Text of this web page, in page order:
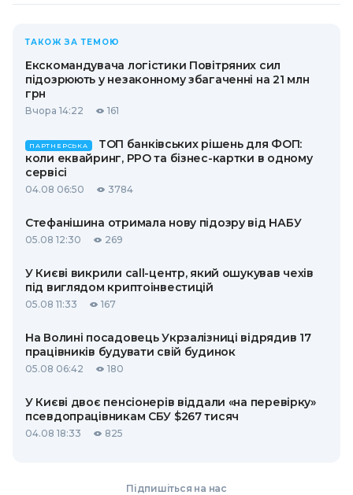
ТАКОЖ ЗА ТЕМОЮ
Екскомандувача логістики Повітряних сил
підозрюють у незаконному збагаченні на 21 млн
грн
Вчора 14:22 161
ПАРТНЕРСЬКА
ТОП банківських рішень для ФОП:
коли еквайринг, РРО та бізнес-картки в одному
сервісі
04.08 06:50 3784
Стефанішина отримала нову підозру від НАБУ
05.08 12:30 269
У Києві викрили call-центр, який ошукував чехів
під виглядом криптоінвестицій
05.08 11:33 167
На Волині посадовець Укрзалізниці відрядив 17
працівників будувати свій будинок
05.08 06:42 180
У Києві двоє пенсіонерів віддали «на перевірку»
псевдопрацівникам СБУ $267 тисяч
04.08 18:33 825
Підпишіться на нас